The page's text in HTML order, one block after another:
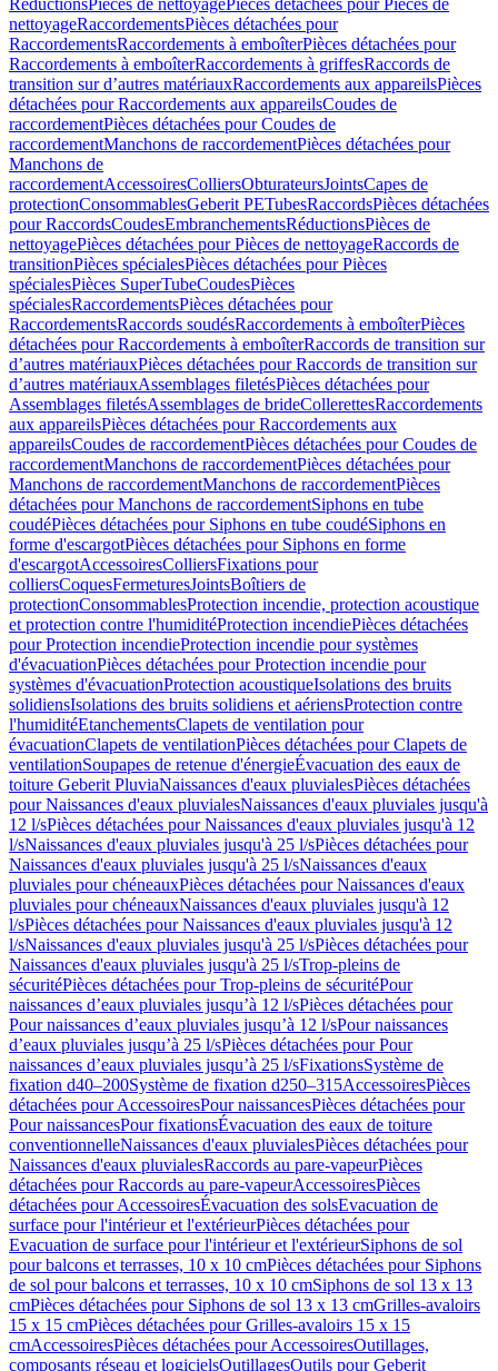
RéductionsPièces de nettoyagePièces détachées pour Pièces de
nettoyageRaccordementsPièces détachées pour
RaccordementsRaccordements à emboîterPièces détachées pour
Raccordements à emboîterRaccordements à griffesRaccords de
transition sur d’autres matériauxRaccordements aux appareilsPièces
détachées pour Raccordements aux appareilsCoudes de
raccordementPièces détachées pour Coudes de
raccordementManchons de raccordementPièces détachées pour
Manchons de
raccordementAccessoiresColliersObturateursJointsCapes de
protectionConsommablesGeberit PETubesRaccordsPièces détachées
pour RaccordsCoudesEmbranchementsRéductionsPièces de
nettoyagePièces détachées pour Pièces de nettoyageRaccords de
transitionPièces spécialesPièces détachées pour Pièces
spécialesPièces SuperTubeCoudesPièces
spécialesRaccordementsPièces détachées pour
RaccordementsRaccords soudésRaccordements à emboîterPièces
détachées pour Raccordements à emboîterRaccords de transition sur
d’autres matériauxPièces détachées pour Raccords de transition sur
d’autres matériauxAssemblages filetésPièces détachées pour
Assemblages filetésAssemblages de brideCollerettesRaccordements
aux appareilsPièces détachées pour Raccordements aux
appareilsCoudes de raccordementPièces détachées pour Coudes de
raccordementManchons de raccordementPièces détachées pour
Manchons de raccordementManchons de raccordementPièces
détachées pour Manchons de raccordementSiphons en tube
coudéPièces détachées pour Siphons en tube coudéSiphons en
forme d'escargotPièces détachées pour Siphons en forme
d'escargotAccessoiresColliersFixations pour
colliersCoquesFermeturesJointsBoîtiers de
protectionConsommablesProtection incendie, protection acoustique
et protection contre l'humiditéProtection incendiePièces détachées
pour Protection incendieProtection incendie pour systèmes
d'évacuationPièces détachées pour Protection incendie pour
systèmes d'évacuationProtection acoustiqueIsolations des bruits
solidiensIsolations des bruits solidiens et aériensProtection contre
l'humiditéEtanchementsClapets de ventilation pour
évacuationClapets de ventilationPièces détachées pour Clapets de
ventilationSoupapes de retenue d'énergieÉvacuation des eaux de
toiture Geberit PluviaNaissances d'eaux pluvialesPièces détachées
pour Naissances d'eaux pluvialesNaissances d'eaux pluviales jusqu'à
12 l/sPièces détachées pour Naissances d'eaux pluviales jusqu'à 12
l/sNaissances d'eaux pluviales jusqu'à 25 l/sPièces détachées pour
Naissances d'eaux pluviales jusqu'à 25 l/sNaissances d'eaux
pluviales pour chéneauxPièces détachées pour Naissances d'eaux
pluviales pour chéneauxNaissances d'eaux pluviales jusqu'à 12
l/sPièces détachées pour Naissances d'eaux pluviales jusqu'à 12
l/sNaissances d'eaux pluviales jusqu'à 25 l/sPièces détachées pour
Naissances d'eaux pluviales jusqu'à 25 l/sTrop-pleins de
sécuritéPièces détachées pour Trop-pleins de sécuritéPour
naissances d’eaux pluviales jusqu’à 12 l/sPièces détachées pour
Pour naissances d’eaux pluviales jusqu’à 12 l/sPour naissances
d’eaux pluviales jusqu’à 25 l/sPièces détachées pour Pour
naissances d’eaux pluviales jusqu’à 25 l/sFixationsSystème de
fixation d40–200Système de fixation d250–315AccessoiresPièces
détachées pour AccessoiresPour naissancesPièces détachées pour
Pour naissancesPour fixationsÉvacuation des eaux de toiture
conventionnelleNaissances d'eaux pluvialesPièces détachées pour
Naissances d'eaux pluvialesRaccords au pare-vapeurPièces
détachées pour Raccords au pare-vapeurAccessoiresPièces
détachées pour AccessoiresÉvacuation des solsEvacuation de
surface pour l'intérieur et l'extérieurPièces détachées pour
Evacuation de surface pour l'intérieur et l'extérieurSiphons de sol
pour balcons et terrasses, 10 x 10 cmPièces détachées pour Siphons
de sol pour balcons et terrasses, 10 x 10 cmSiphons de sol 13 x 13
cmPièces détachées pour Siphons de sol 13 x 13 cmGrilles-avaloirs
15 x 15 cmPièces détachées pour Grilles-avaloirs 15 x 15
cmAccessoiresPièces détachées pour AccessoiresOutillages,
composants réseau et logicielsOutillagesOutils pour Geberit